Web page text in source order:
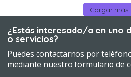
Cargar más
¿Estás interesado/a en uno
o servicios?
Puedes contactarnos por
mediante nuestro formulario de